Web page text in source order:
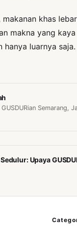
khas
makna yang
hanya luarnya saja.
Semarang,
Upaya